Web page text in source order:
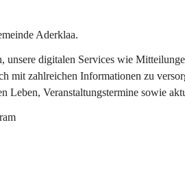
Aderklaa.
unsere digitalen Services wie
mit zahlreichen Informationen zu
Leben, Veranstaltungstermine sowie